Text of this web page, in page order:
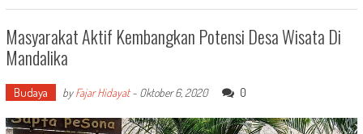
Masyarakat Aktif Kembangkan Potensi Desa Wisata Di
Mandalika
Budaya byFajar Hidayat- Oktober 6, 2020 0